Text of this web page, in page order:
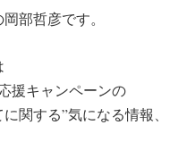
部哲彦です。
援キャンペーンの
関する”気になる情報、